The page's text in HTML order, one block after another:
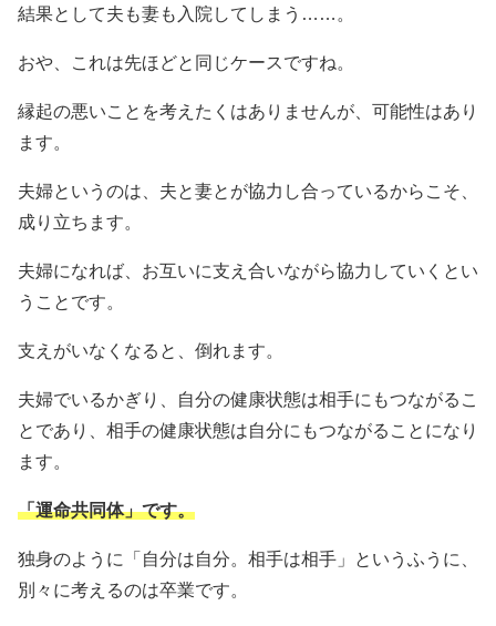
結果として夫も妻も入院してしまう……。
おや、これは先ほどと同じケースですね。
縁起の悪いことを考えたくはありませんが、可能性はあり
ます。
夫婦というのは、夫と妻とが協力し合っているからこそ、
成り立ちます。
夫婦になれば、お互いに支え合いながら協力していくとい
うことです。
支えがいなくなると、倒れます。
夫婦でいるかぎり、自分の健康状態は相手にもつながるこ
とであり、相手の健康状態は自分にもつながることになり
ます。
「運命共同体」です。
独身のように「自分は自分。相手は相手」というふうに、
別々に考えるのは卒業です。